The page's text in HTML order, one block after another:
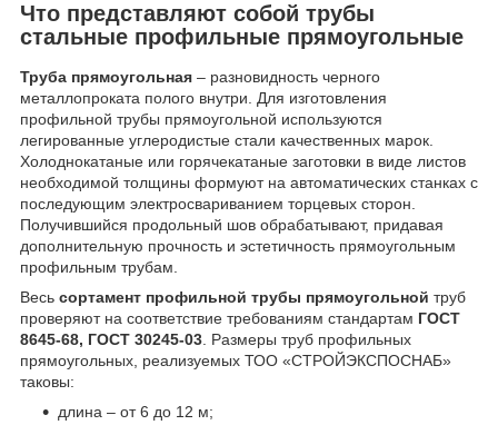
Что представляют собой трубы
стальные профильные прямоугольные
Труба прямоугольная – разновидность черного
металлопроката полого внутри. Для изготовления
профильной трубы прямоугольной используются
легированные углеродистые стали качественных марок.
Холоднокатаные или горячекатаные заготовки в виде листов
необходимой толщины формуют на автоматических станках с
последующим электросвариванием торцевых сторон.
Получившийся продольный шов обрабатывают, придавая
дополнительную прочность и эстетичность прямоугольным
профильным трубам.
Весь сортамент профильной трубы прямоугольной труб
проверяют на соответствие требованиям стандартам ГОСТ
8645-68, ГОСТ 30245-03 . Размеры труб профильных
прямоугольных, реализуемых ТОО «СТРОЙЭКСПОСНАБ»
таковы:
длина – от 6 до 12 м;